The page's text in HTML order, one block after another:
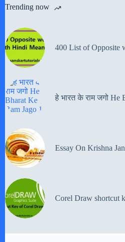
Trending now
400 List of Opposite
हे भारत के राम जगो He
Essay On Krishna
Corel Draw shortcut